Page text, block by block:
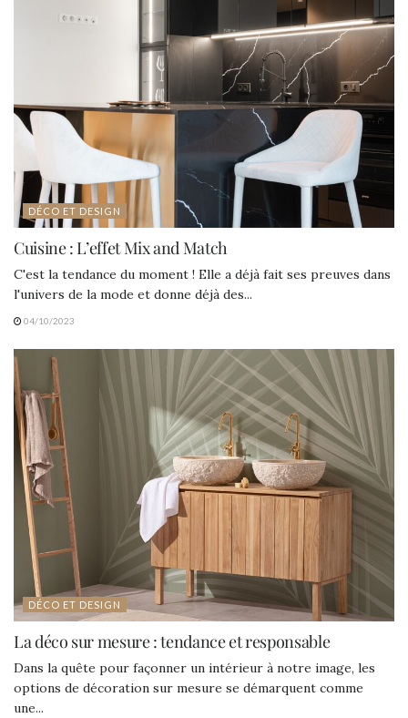
DÉCO ET DESIGN
Cuisine : L’effet Mix and Match
C'est la tendance du moment ! Elle a déjà fait ses preuves dans
l'univers de la mode et donne déjà des...
04/10/2023
DÉCO ET DESIGN
La déco sur mesure : tendance et responsable
Dans la quête pour façonner un intérieur à notre image, les
options de décoration sur mesure se démarquent comme
une...